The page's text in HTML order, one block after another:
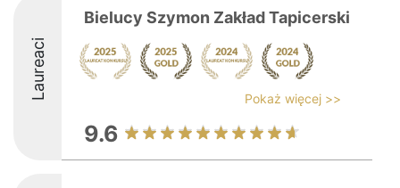
Laureaci
Bielucy Szymon Zakład Tapicerski
Pokaż więcej >>
9.6